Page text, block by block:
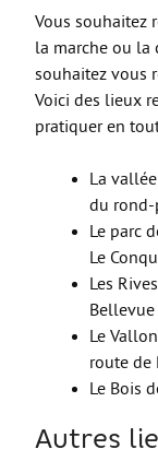
La formation
Métiers en
Année de
INTERNATIONAL
Préparer
Stages,
Emploi
Volontariat
Bénévolat
Séjours
Mineur·es
Vous souhaitez
la marche ou la
souhaitez vous
Voici des lieux
pratiquer en
La
du rond-
Le parc
Le
Les
Bellevue
Le
route de
Le Bois
Autres